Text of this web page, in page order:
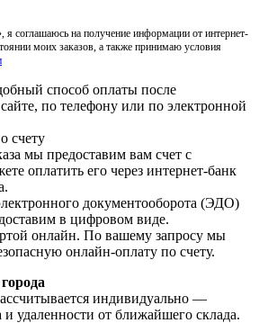
соглашаюсь на получение информации от интернет-
моих заказов, а также принимаю условия
способ оплаты после
по телефону или по электронной
счету
мы предоставим вам счет с
оплатить его через интернет-банк
документооборота (ЭДО)
в цифровом виде.
онлайн. По вашему запросу мы
онлайн-оплату по счету.
индивидуально —
и удаленности от ближайшего склада.